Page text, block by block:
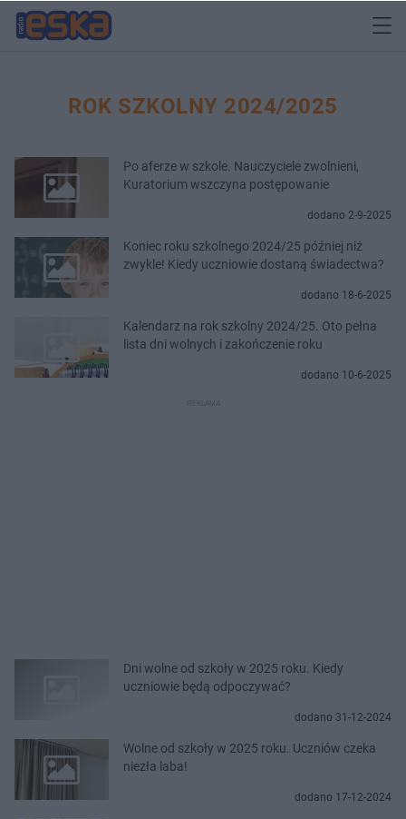
ROK SZKOLNY 2024/2025
Po aferze w szkole. Nauczyciele zwolnieni,
Kuratorium wszczyna postępowanie
dodano 2-9-2025
Koniec roku szkolnego 2024/25 później niż
zwykle! Kiedy uczniowie dostaną świadectwa?
dodano 18-6-2025
Kalendarz na rok szkolny 2024/25. Oto pełna
lista dni wolnych i zakończenie roku
dodano 10-6-2025
Dni wolne od szkoły w 2025 roku. Kiedy
uczniowie będą odpoczywać?
dodano 31-12-2024
Wolne od szkoły w 2025 roku. Uczniów czeka
niezła laba!
dodano 17-12-2024